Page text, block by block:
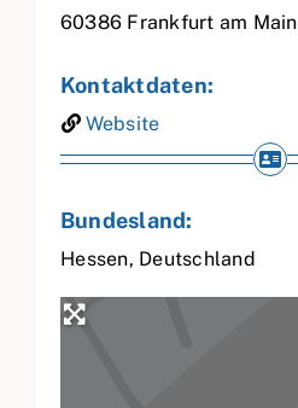
60386 Frankfurt am Main
Kontaktdaten:
Website
Bundesland:
Hessen, Deutschland